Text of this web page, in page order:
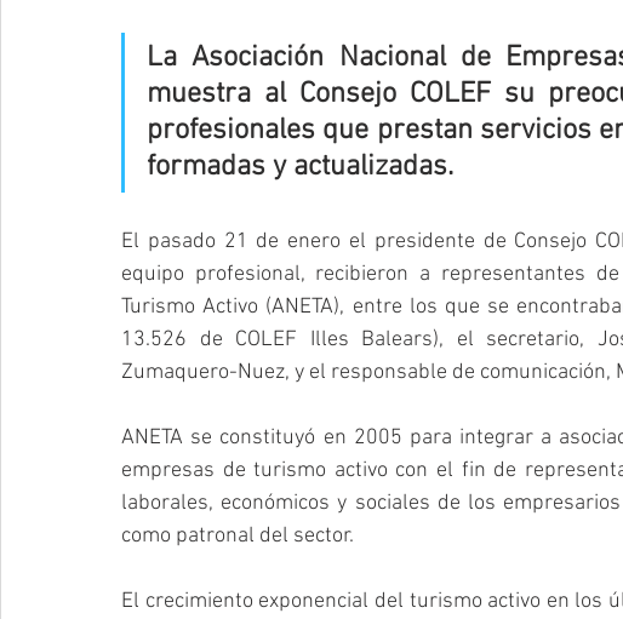
La Asociación Nacional de
muestra al Consejo COLEF su
profesionales que prestan servicios
formadas y actualizadas.
El pasado 21 de enero el presidente de Consejo
equipo profesional, recibieron a representantes
Turismo Activo (ANETA), entre los que se
13.526 de COLEF Illes Balears), el secretario,
Zumaquero-Nuez, y el responsable de comunicación,
ANETA se constituyó en 2005 para integrar a
empresas de turismo activo con el fin de
laborales, económicos y sociales de los
como patronal del sector.
El crecimiento exponencial del turismo activo en los